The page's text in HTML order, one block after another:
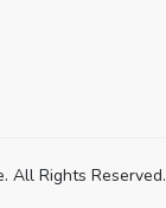
All Rights Reserved.